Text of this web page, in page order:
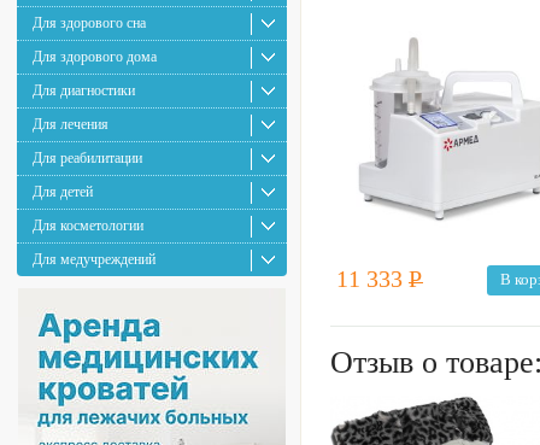
Для здорового сна
Для здорового дома
Для диагностики
Для лечения
Для реабилитации
Для детей
Для косметологии
Для медучреждений
11 333 Р В
Отзыв о